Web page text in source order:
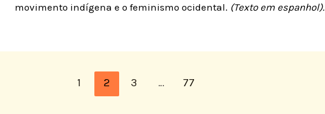
movimento indígena e o feminismo ocidental. (Texto em espanhol).
1 2 3 … 77